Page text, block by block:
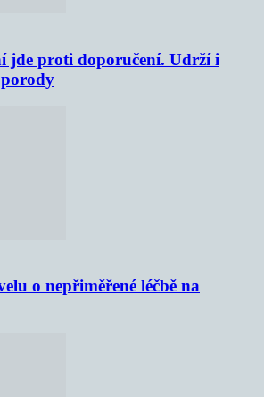
jde proti doporučení. Udrží i
o nepřiměřené léčbě na